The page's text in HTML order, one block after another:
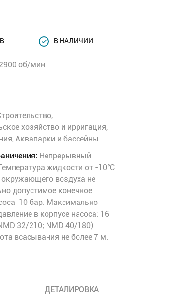
В НАЛИЧИИ
2900 об/мин
хозяйство и ирригация,
Аквапарки и бассейны
Непрерывный
жидкости от -10°C
окружающего воздуха не
допустимое конечное
10 бар. Максимально
в корпусе насоса: 16
32/210; NMD 40/180).
всасывания не более 7 м.
ДЕТАЛИРОВКА